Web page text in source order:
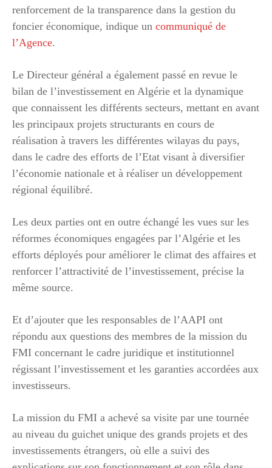
renforcement de la transparence dans la gestion du
foncier économique, indique un communiqué de
l’Agence.
Le Directeur général a également passé en revue le
bilan de l’investissement en Algérie et la dynamique
que connaissent les différents secteurs, mettant en avant
les principaux projets structurants en cours de
réalisation à travers les différentes wilayas du pays,
dans le cadre des efforts de l’Etat visant à diversifier
l’économie nationale et à réaliser un développement
régional équilibré.
Les deux parties ont en outre échangé les vues sur les
réformes économiques engagées par l’Algérie et les
efforts déployés pour améliorer le climat des affaires et
renforcer l’attractivité de l’investissement, précise la
même source.
Et d’ajouter que les responsables de l’AAPI ont
répondu aux questions des membres de la mission du
FMI concernant le cadre juridique et institutionnel
régissant l’investissement et les garanties accordées aux
investisseurs.
La mission du FMI a achevé sa visite par une tournée
au niveau du guichet unique des grands projets et des
investissements étrangers, où elle a suivi des